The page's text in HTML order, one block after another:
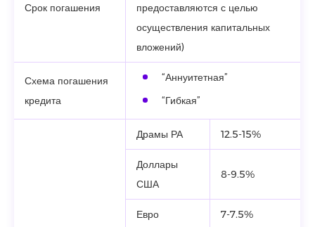
Срок погашения
предоставляются с целью
осуществления капитальных
вложений)
Схема погашения
кредита
“Аннуитетная”
“Гибкая”
Драмы РА 12.5-15%
Доллары
США
8-9.5%
Евро 7-7.5%